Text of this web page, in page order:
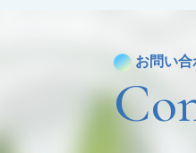
お問い合